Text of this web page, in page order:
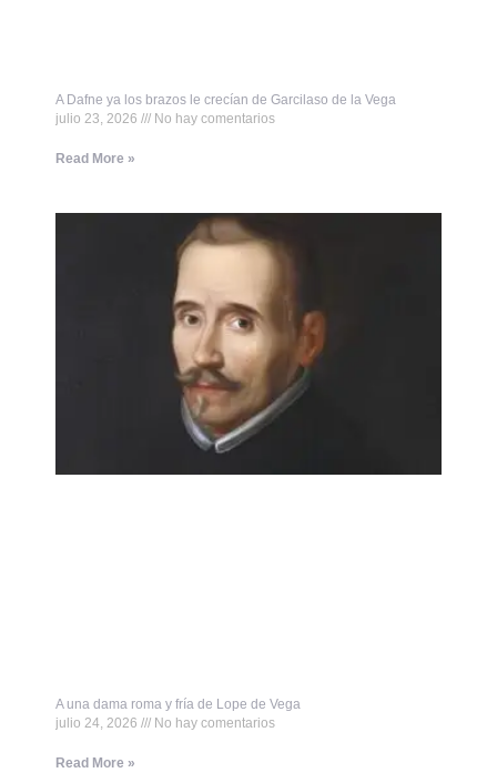
A Dafne ya los brazos le crecían de Garcilaso de la Vega
julio 23, 2026
No hay comentarios
Read More »
A una dama roma y fría de Lope de Vega
julio 24, 2026
No hay comentarios
Read More »